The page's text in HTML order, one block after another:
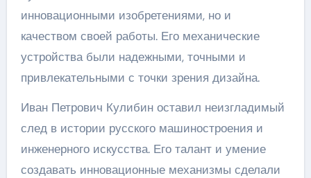
инновационными изобретениями, но и
качеством своей работы. Его механические
устройства были надежными, точными и
привлекательными с точки зрения дизайна.
Иван Петрович Кулибин оставил неизгладимый
след в истории русского машиностроения и
инженерного искусства. Его талант и умение
создавать инновационные механизмы сделали